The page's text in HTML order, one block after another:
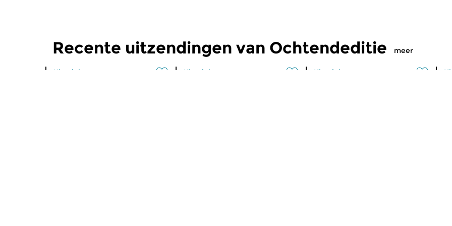
Recente uitzendingen van Ochtendeditie meer
Klassiek Klassiek Klassiek